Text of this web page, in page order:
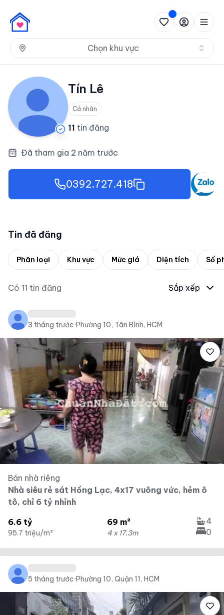
Chọn khu vực
Tín Lê
Cá nhân
11 tin đăng
Đã tham gia 2 năm trước
0392.727.418
Tin đã đăng
Phân loại Khu vực Mức giá Diện tích Số
Có 11 tin đăng Sắp xếp
3 tháng trước·Phường 10, Tân Bình, HCM
Bán nhà riêng
Nhà siêu rẻ sát Hồng Lạc, 4x17 vuông vức, hẻm ô
tô, chỉ 6 tỷ nhỉnh
6.6 tỷ
95.7 triệu/m²
69 m²
4 x 17.3m
4
0
5 tháng trước·Phường 10, Quận 11, HCM